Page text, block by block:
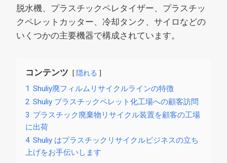
脱水機、プラスチックペレタイザー、プラスチッ
クペレットカッター、冷却タンク、サイロなどの
いくつかの主要機器で構成されています。
コンテンツ 隠れる
1 Shuliy廃フィルムリサイクルラインの特徴
2 Shuliy プラスチックペレット化工場への顧客訪問
3 プラスチック廃棄物リサイクル装置を顧客の工場
に出荷
4 Shuliy はプラスチックリサイクルビジネスの立ち
上げをお手伝いします